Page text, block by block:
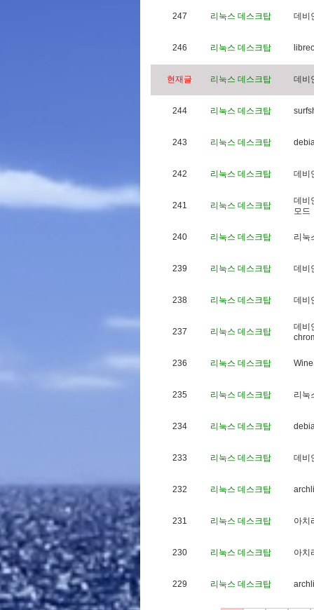
247 리눅스 데스크탑 데 비
246 리눅스 데스크탑 ibre
현재글 리눅스 데스크탑 데 비
244 리눅스 데스크탑 surfs
243 리눅스 데스크탑 debi
242 리눅스 데스크탑 데 비
241 리눅스 데스크탑 데 비
모드
240 리눅스 데스크탑 리 눅
239 리눅스 데스크탑 데 비
238 리눅스 데스크탑 데 비
237 리눅스 데스크탑 데 비
chro
236 리눅스 데스크탑 Wine
235 리눅스 데스크탑 리 눅
234 리눅스 데스크탑 debi
233 리눅스 데스크탑 데 비
232 리눅스 데스크탑 arch i
231 리눅스 데스크탑 아치
230 리눅스 데스크탑 아치
229 리눅스 데스크탑 arch i